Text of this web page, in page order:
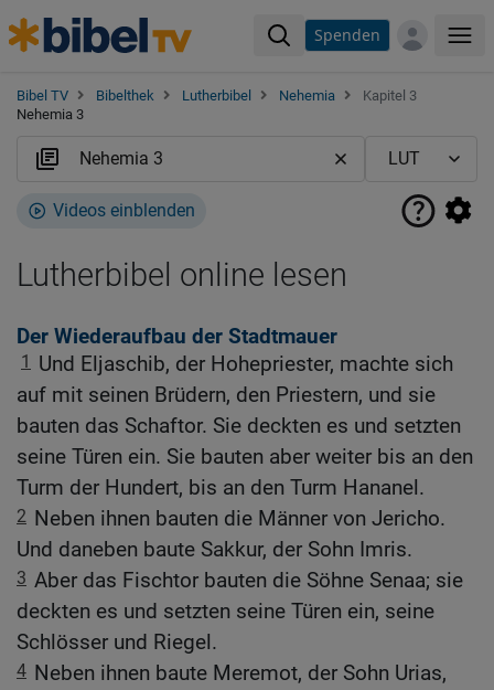
Spenden
Bibel TV Bibelthek Lutherbibel Nehemia
Kapitel 3
Nehemia 3
Videos einblenden
Lutherbibel online lesen
Der Wiederaufbau der Stadtmauer
1
Und Eljaschib, der Hohepriester, machte sich
auf mit seinen Brüdern, den Priestern, und sie
bauten das Schaftor. Sie deckten es und setzten
seine Türen ein. Sie bauten aber weiter bis an den
Turm der Hundert, bis an den Turm Hananel.
2 Neben ihnen bauten die Männer von Jericho.
Und daneben baute Sakkur, der Sohn Imris.
3 Aber das Fischtor bauten die Söhne Senaa; sie
deckten es und setzten seine Türen ein, seine
Schlösser und Riegel.
4 Neben ihnen baute Meremot, der Sohn Urias,